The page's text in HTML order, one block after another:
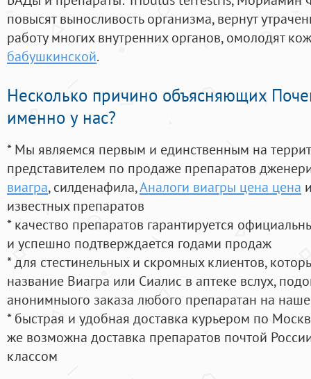
повысят выносливость организма, вернут
работу многих внутренних органов, омолодят
бабушкинской.
Несколько причино объясняющих
именно у нас?
* Мы являемся первым и единственным на
представителем по продаже препаратов
виагра, силденафила,Аналоги виагры цена цена
известных препаратов
* качество препаратов гарантируется
и успешно подтверждается годами продаж
* для стестинельных и скромных клиентов,
название Виагра или Сиалис в аптеке вслух,
анонимныого заказа любого препаратан на
* быстрая и удобная доставка курьером по
же возможна доставка препаратов почтой
классом